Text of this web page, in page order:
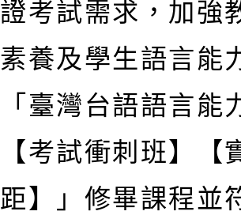
證考試需求，加強
素養及學生語言能
「臺灣台語語言能
【考試衝刺班】【
距】」修畢課程並